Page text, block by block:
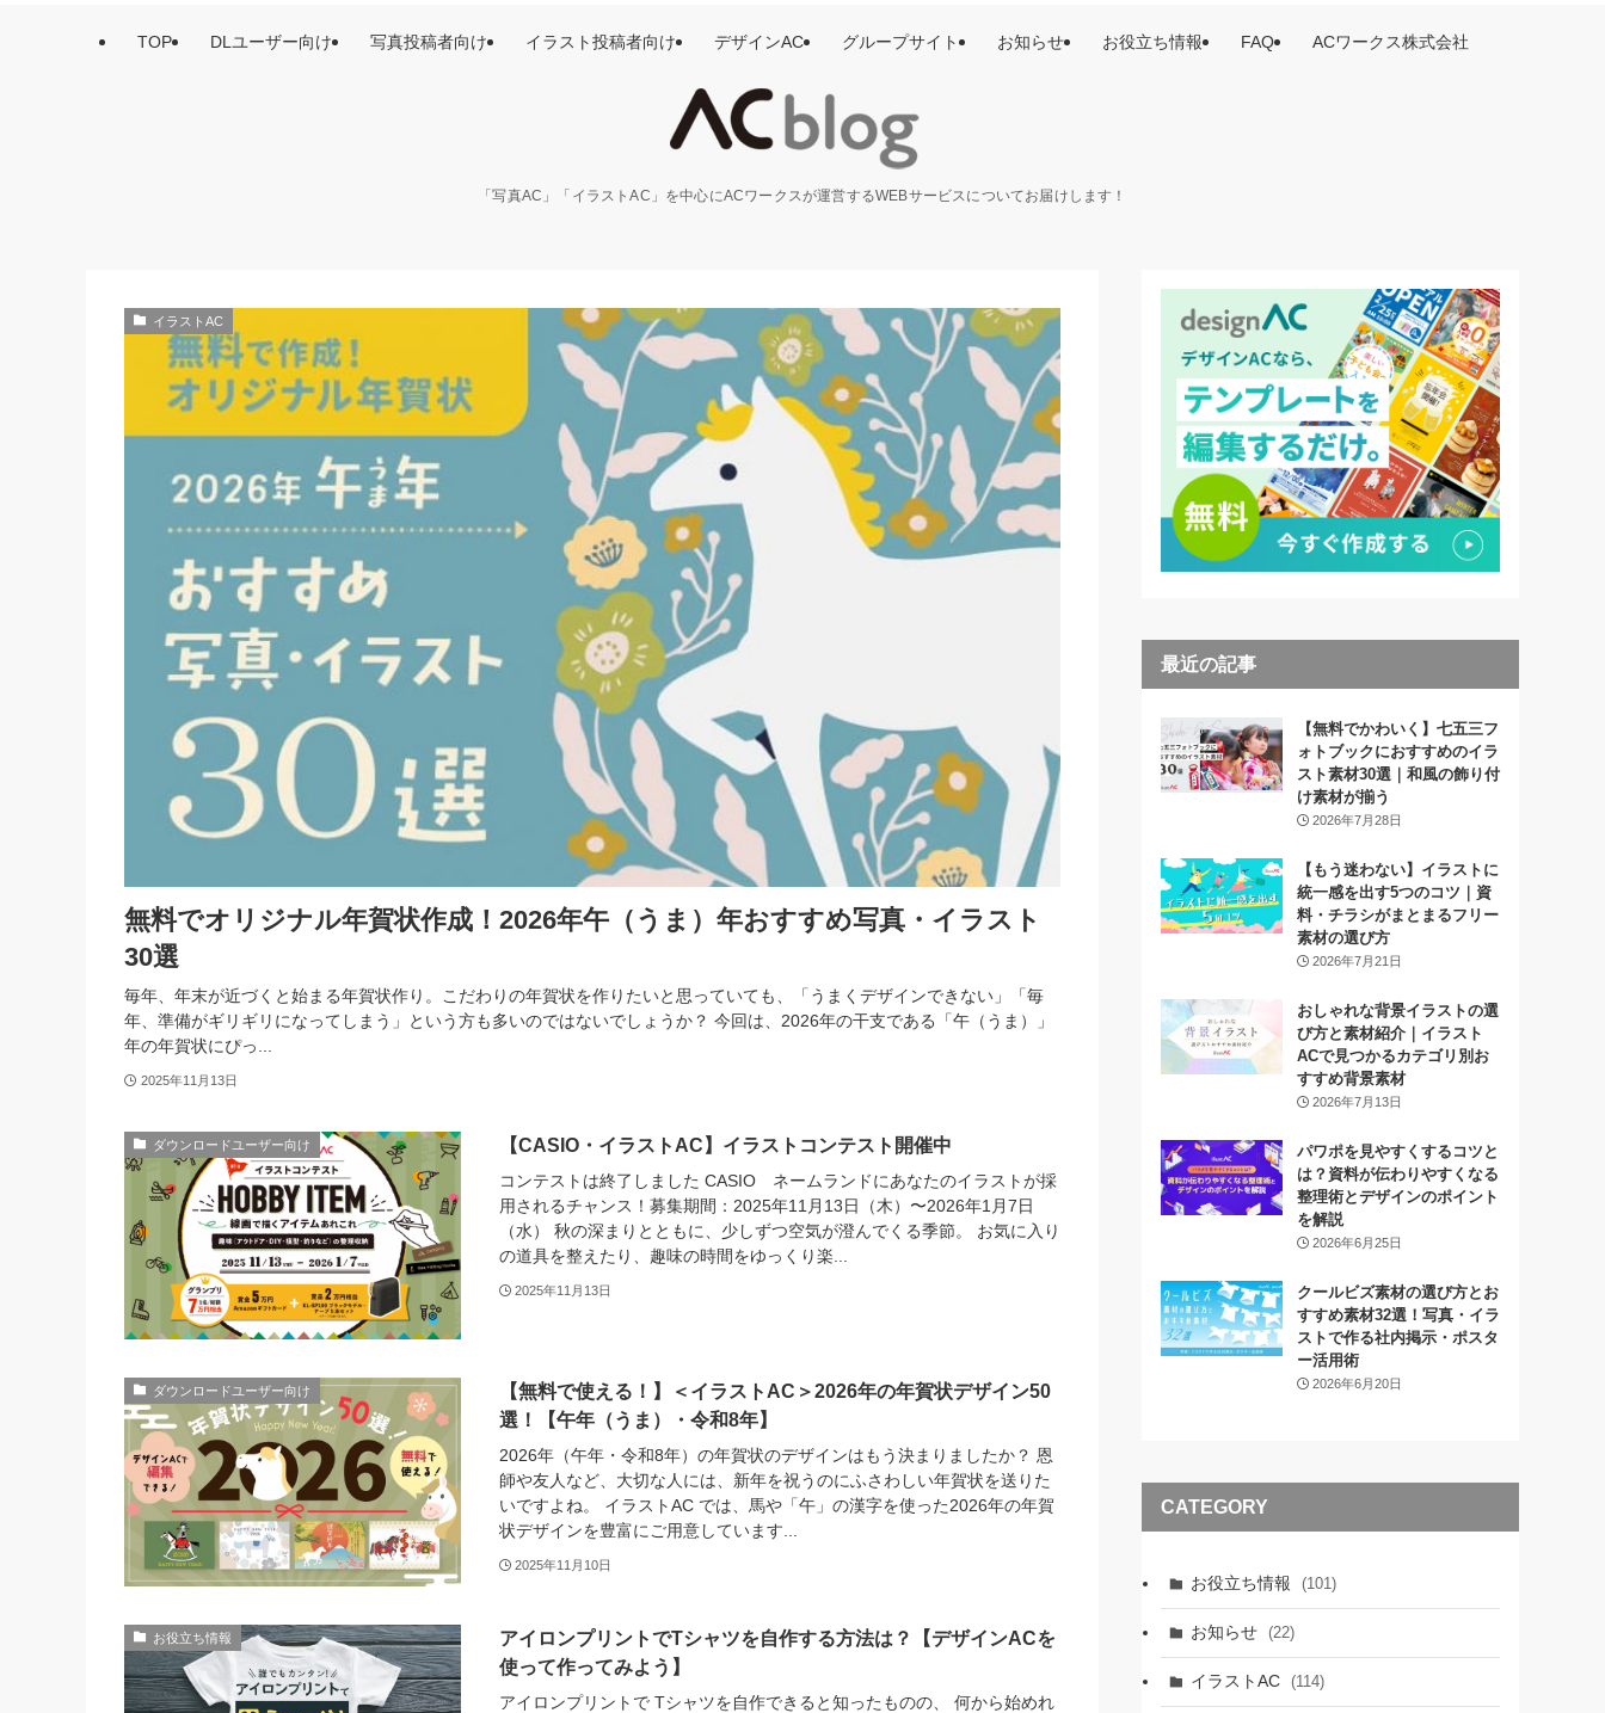
「写真AC」「イラストAC」を中心にACワークスが運営するWEBサービスについてお届けします！
TOP DLユーザー向け 写真投稿者向け イラスト投稿者向け デザインAC グループサイト お知らせ お役立ち情報 FAQ ACワークス株式会社
イラストAC
無料でオリジナル年賀状作成！2026年午（うま）年おすすめ写真・イラスト
30選
毎年、年末が近づくと始まる年賀状作り。こだわりの年賀状を作りたいと思っていても、「うまくデザインできない」「毎
年、準備がギリギリになってしまう」という方も多いのではないでしょうか？ 今回は、2026年の干支である「午（うま）」
年の年賀状にぴっ...
2025年11月13日
ダウンロードユーザー向け 【CASIO・イラストAC】イラストコンテスト開催中
コンテストは終了しました CASIO ネームランドにあなたのイラストが採
用されるチャンス！募集期間：2025年11月13日（木）〜2026年1月7日
（水） 秋の深まりとともに、少しずつ空気が澄んでくる季節。 お気に入り
の道具を整えたり、趣味の時間をゆっくり楽...
2025年11月13日
ダウンロードユーザー向け
【無料で使える！】＜イラストAC＞2026年の年賀状デザイン50
選！【午年（うま）・令和8年】
2026年（午年・令和8年）の年賀状のデザインはもう決まりましたか？ 恩
師や友人など、大切な人には、新年を祝うのにふさわしい年賀状を送りた
いですよね。 イラストAC では、馬や「午」の漢字を使った2026年の年賀
状デザインを豊富にご用意しています...
2025年11月10日
お役立ち情報
アイロンプリントでTシャツを自作する方法は？【デザインACを
使って作ってみよう】
アイロンプリントで Tシャツを自作できると知ったものの、 何から始めれ
最近の記事
【無料でかわいく】七五三フ
ォトブックにおすすめのイラ
スト素材30選｜和風の飾り付
け素材が揃う
2026年7月28日
【もう迷わない】イラストに
統一感を出す5つのコツ｜資
料・チラシがまとまるフリー
素材の選び方
2026年7月21日
おしゃれな背景イラストの選
び方と素材紹介｜イラスト
ACで見つかるカテゴリ別お
すすめ背景素材
2026年7月13日
パワポを見やすくするコツと
は？資料が伝わりやすくなる
整理術とデザインのポイント
を解説
2026年6月25日
クールビズ素材の選び方とお
すすめ素材32選！写真・イラ
ストで作る社内掲示・ポスタ
ー活用術
2026年6月20日
CATEGORY
お役立ち情報 (101)
お知らせ (22)
イラストAC (114)